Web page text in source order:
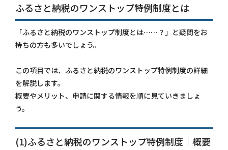
ふるさと納税のワンストップ特例制度とは
「ふるさと納税のワンストップ制度とは……？」と疑問をお
持ちの方も多いでしょう。
この項目では、ふるさと納税のワンストップ特例制度の詳細
を解説します。
概要やメリット、申請に関する情報を順に見ていきましょ
う。
(1)ふるさと納税のワンストップ特例制度｜概要